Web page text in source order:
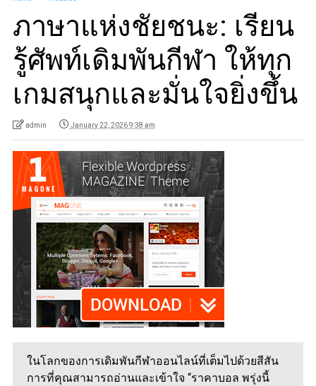
ภาษาแห่งชัยชนะ: เรียน
รู้ศัพท์เดิมพันกีฬา ให้ทุก
เกมสนุกและมั่นใจยิ่งขึ้น
admin January 22, 2026 9:38 am
ในโลกของการเดิมพันกีฬาออนไลน์ที่เต็มไปด้วยสีสัน
การที่คุณสามารถอ่านและเข้าใจ “ราคาบอล พรุ่งนี้